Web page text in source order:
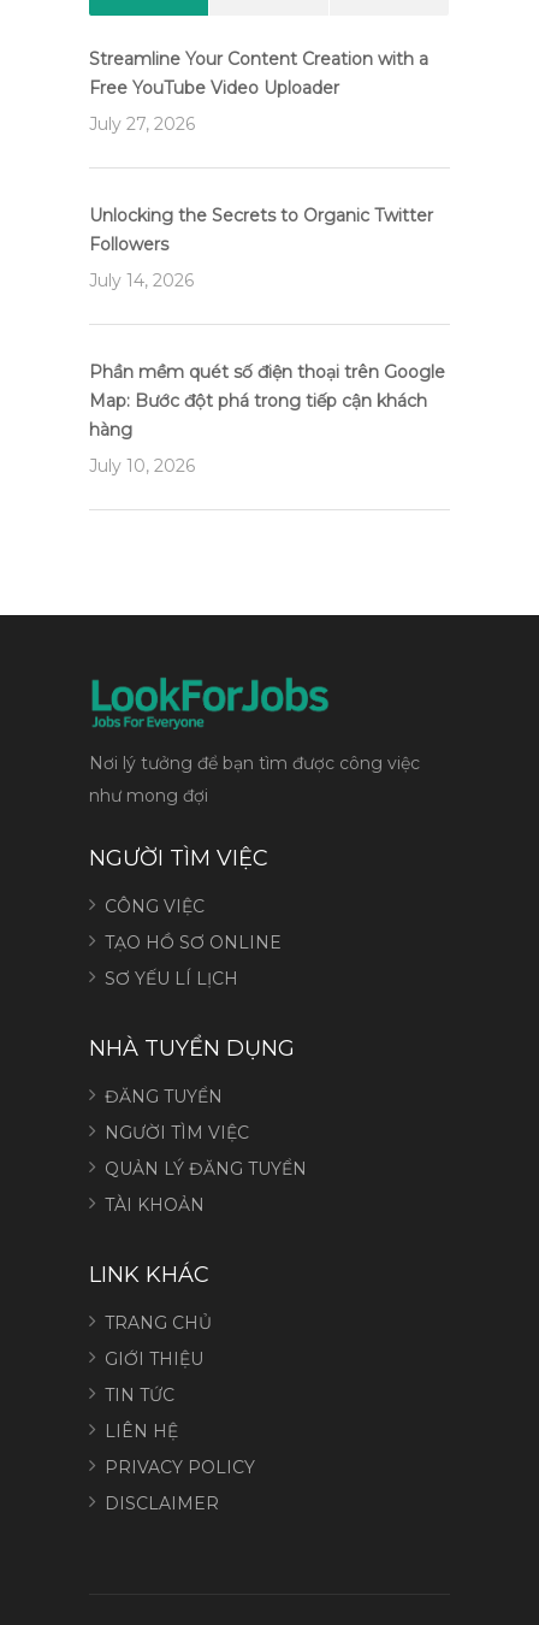
Streamline Your Content Creation with a
Free YouTube Video Uploader
July 27, 2026
Unlocking the Secrets to Organic Twitter
Followers
July 14, 2026
Phần mềm quét số điện thoại trên Google
Map: Bước đột phá trong tiếp cận khách
hàng
July 10, 2026
Nơi lý tưởng để bạn tìm được công việc
như mong đợi
NGƯỜI TÌM VIỆC
CÔNG VIỆC
TẠO HỒ SƠ ONLINE
SƠ YẾU LÍ LỊCH
NHÀ TUYỂN DỤNG
ĐĂNG TUYỂN
NGƯỜI TÌM VIỆC
QUẢN LÝ ĐĂNG TUYỂN
TÀI KHOẢN
LINK KHÁC
TRANG CHỦ
GIỚI THIỆU
TIN TỨC
LIÊN HỆ
PRIVACY POLICY
DISCLAIMER